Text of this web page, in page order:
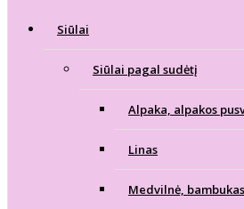
Siūlai
Siūlai pagal sudėtį
Alpaka, alpakos
Linas
Medvilnė, bambukas